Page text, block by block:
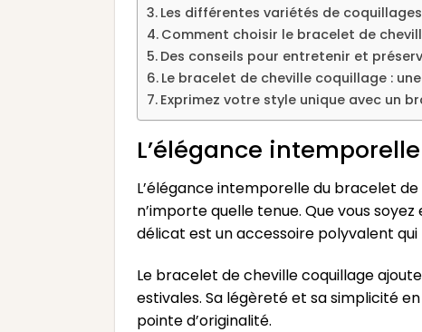
Les différentes variétés de
Comment choisir le bracelet de
Des conseils pour entretenir et
Le bracelet de cheville coquillage :
Exprimez votre style unique avec un
L’élégance
L’élégance intemporelle du bracelet
n’importe quelle tenue. Que vous
délicat est un accessoire polyvalent
Le bracelet de cheville coquillage
estivales. Sa légèreté et sa simplicité
pointe d’originalité.